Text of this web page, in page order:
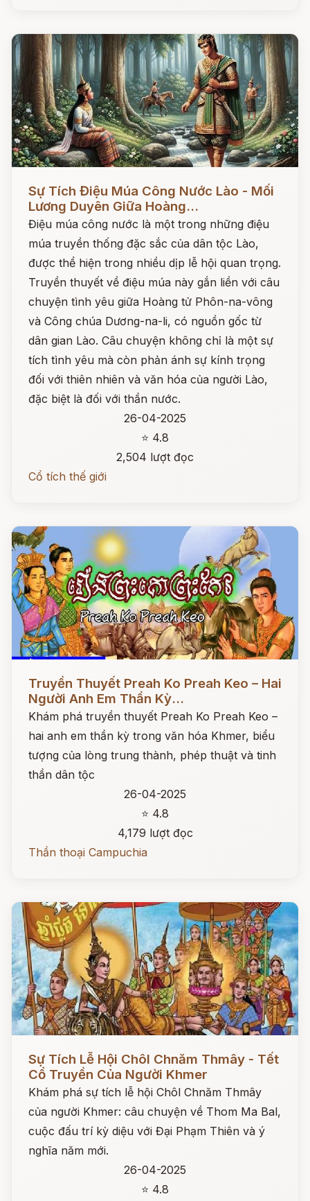
Sự Tích Điệu Múa Công Nước Lào - Mối
Lương Duyên Giữa Hoàng...
Điệu múa công nước là một trong những điệu
múa truyền thống đặc sắc của dân tộc Lào,
được thể hiện trong nhiều dịp lễ hội quan trọng.
Truyền thuyết về điệu múa này gắn liền với câu
chuyện tình yêu giữa Hoàng tử Phôn-na-vông
và Công chúa Dương-na-li, có nguồn gốc từ
dân gian Lào. Câu chuyện không chỉ là một sự
tích tình yêu mà còn phản ánh sự kính trọng
đối với thiên nhiên và văn hóa của người Lào,
đặc biệt là đối với thần nước.
26-04-2025
⭐ 4.8
2,504 lượt đọc
Cổ tích thế giới
Đọc ngay
Truyền Thuyết Preah Ko Preah Keo – Hai
Người Anh Em Thần Kỳ...
Khám phá truyền thuyết Preah Ko Preah Keo –
hai anh em thần kỳ trong văn hóa Khmer, biểu
tượng của lòng trung thành, phép thuật và tinh
thần dân tộc
26-04-2025
⭐ 4.8
4,179 lượt đọc
Thần thoại Campuchia
Sự Tích Lễ Hội Chôl Chnăm Thmây - Tết
Cổ Truyền Của Người Khmer
Khám phá sự tích lễ hội Chôl Chnăm Thmây
của người Khmer: câu chuyện về Thom Ma Bal,
cuộc đấu trí kỳ diệu với Đại Phạm Thiên và ý
nghĩa năm mới.
26-04-2025
⭐ 4.8